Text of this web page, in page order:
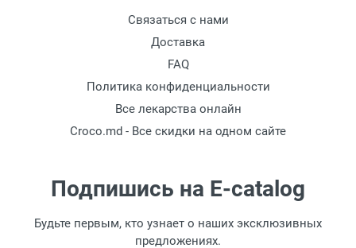
Связаться с нами
Доставка
FAQ
Политика конфиденциальности
Все лекарства онлайн
Croco.md - Все скидки на одном сайте
Подпишись на E-catalog
Будьте первым, кто узнает о наших эксклюзивных
предложениях.